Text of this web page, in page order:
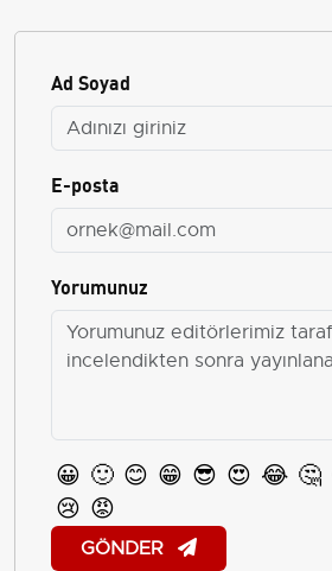
Ad Soyad
E-posta
Yorumunuz
😀 🙂 😊 😁 😎 😍 😂 🤔
😢 😡
GÖNDER